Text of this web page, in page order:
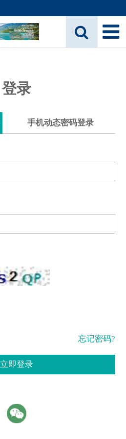
登录
手机动态密码登录
忘记密码?
立即登录